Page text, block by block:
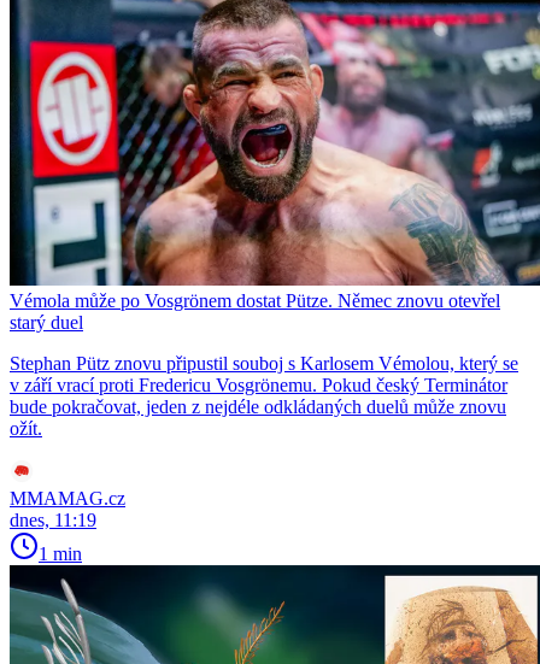
Vémola může po Vosgrönem dostat Pütze. Němec znovu otevřel
starý duel
Stephan Pütz znovu připustil souboj s Karlosem Vémolou, který se
v září vrací proti Fredericu Vosgrönemu. Pokud český Terminátor
bude pokračovat, jeden z nejdéle odkládaných duelů může znovu
ožít.
MMAMAG.cz
dnes, 11:19
1 min